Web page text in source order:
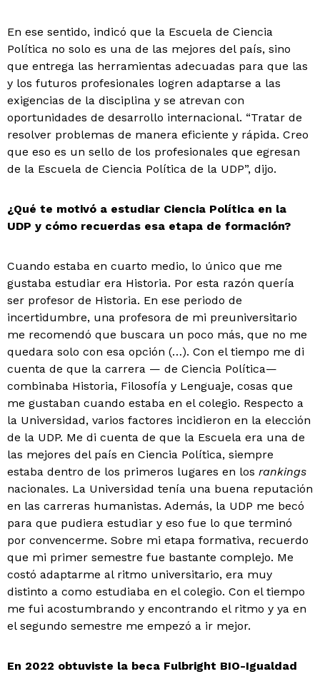
En ese sentido, indicó que la Escuela de Ciencia
Política no solo es una de las mejores del país, sino
que entrega las herramientas adecuadas para que las
y los futuros profesionales logren adaptarse a las
exigencias de la disciplina y se atrevan con
oportunidades de desarrollo internacional. “Tratar de
resolver problemas de manera eficiente y rápida. Creo
que eso es un sello de los profesionales que egresan
de la Escuela de Ciencia Política de la UDP”, dijo.
¿Qué te motivó a estudiar Ciencia Política en la
UDP y cómo recuerdas esa etapa de formación?
Cuando estaba en cuarto medio, lo único que me
gustaba estudiar era Historia. Por esta razón quería
ser profesor de Historia. En ese periodo de
incertidumbre, una profesora de mi preuniversitario
me recomendó que buscara un poco más, que no me
quedara solo con esa opción (…). Con el tiempo me di
cuenta de que la carrera — de Ciencia Política—
combinaba Historia, Filosofía y Lenguaje, cosas que
me gustaban cuando estaba en el colegio. Respecto a
la Universidad, varios factores incidieron en la elección
de la UDP. Me di cuenta de que la Escuela era una de
las mejores del país en Ciencia Política, siempre
estaba dentro de los primeros lugares en los rankings
nacionales. La Universidad tenía una buena reputación
en las carreras humanistas. Además, la UDP me becó
para que pudiera estudiar y eso fue lo que terminó
por convencerme. Sobre mi etapa formativa, recuerdo
que mi primer semestre fue bastante complejo. Me
costó adaptarme al ritmo universitario, era muy
distinto a como estudiaba en el colegio. Con el tiempo
me fui acostumbrando y encontrando el ritmo y ya en
el segundo semestre me empezó a ir mejor.
En 2022 obtuviste la beca Fulbright BIO-Igualdad